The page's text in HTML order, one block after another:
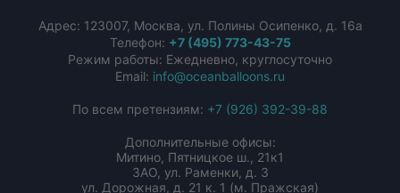
Адрес: 123007, Москва, ул. Полины Осипенко, д. 16а
Телефон: +7 (495) 773-43-75
Режим работы: Ежедневно, круглосуточно
Email: info@oceanballoons.ru
По всем претензиям: +7 (926) 392-39-88
Дополнительные офисы:
Митино, Пятницкое ш., 21к1
ЗАО, ул. Раменки, д. 3
ул. Дорожная, д. 21 к. 1 (м. Пражская)